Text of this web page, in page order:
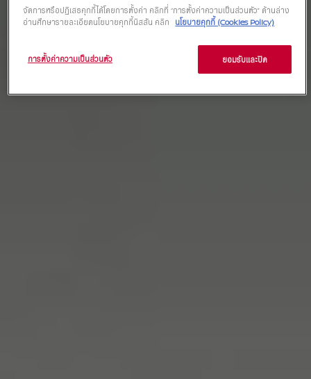
จัดการหรือปฏิเสธคุกกี้ได้โดยการตั้งค่า คลิกที่ “การตั้งค่าความเป็นส่วนตัว” ด้านล่าง
อ่านศึกษารายละเอียดนโยบายคุกกี้นิสสัน คลิก
นโยบายคุกกี้ (Cookies Policy)
ยอมรับและปิด
การตั้งค่าความเป็นส่วนตัว